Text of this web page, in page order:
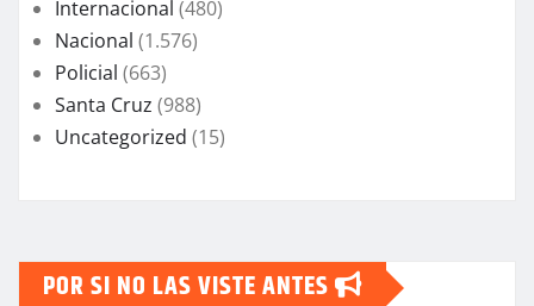
Internacional (480)
Nacional (1.576)
Policial (663)
Santa Cruz (988)
Uncategorized (15)
POR SI NO LAS VISTE ANTES